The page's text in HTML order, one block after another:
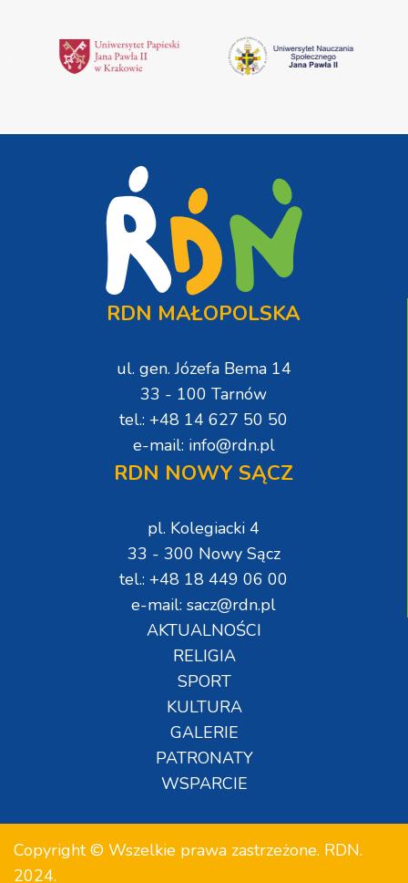
RDN MAŁOPOLSKA
ul. gen. Józefa Bema 14
33 - 100 Tarnów
tel.: +48 14 627 50 50
e-mail: info@rdn.pl
RDN NOWY SĄCZ
pl. Kolegiacki 4
33 - 300 Nowy Sącz
tel.: +48 18 449 06 00
e-mail: sacz@rdn.pl
AKTUALNOŚCI
RELIGIA
SPORT
KULTURA
GALERIE
PATRONATY
WSPARCIE
Copyright © Wszelkie prawa zastrzeżone. RDN.
2024.